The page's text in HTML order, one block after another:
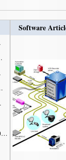
Software